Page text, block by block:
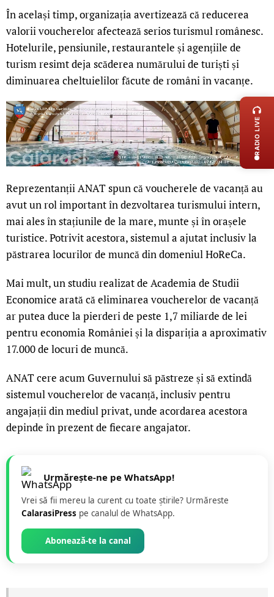
În același timp, organizația avertizează că reducerea
valorii voucherelor afectează serios turismul românesc.
Hotelurile, pensiunile, restaurantele și agențiile de
turism resimt deja scăderea numărului de turiști și
diminuarea cheltuielilor făcute de români în vacanțe.
Reprezentanții ANAT spun că voucherele de vacanță au
avut un rol important în dezvoltarea turismului intern,
mai ales în stațiunile de la mare, munte și în orașele
turistice. Potrivit acestora, sistemul a ajutat inclusiv la
păstrarea locurilor de muncă din domeniul HoReCa.
Mai mult, un studiu realizat de Academia de Studii
Economice arată că eliminarea voucherelor de vacanță
ar putea duce la pierderi de peste 1,7 miliarde de lei
pentru economia României și la dispariția a aproximativ
17.000 de locuri de muncă.
ANAT cere acum Guvernului să păstreze și să extindă
sistemul voucherelor de vacanță, inclusiv pentru
angajații din mediul privat, unde acordarea acestora
depinde în prezent de fiecare angajator.
Urmărește-ne pe WhatsApp!
Vrei să fii mereu la curent cu toate știrile? Urmăreste
CalarasiPress pe canalul de WhatsApp.
Abonează-te la canal
RADIO LIVE